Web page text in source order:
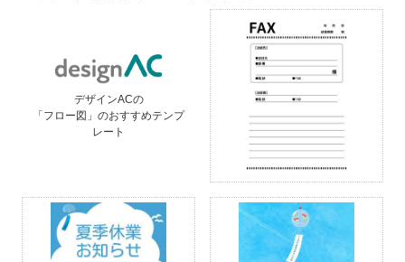
デザインACの
「フロー図」のおすすめテンプ
レート